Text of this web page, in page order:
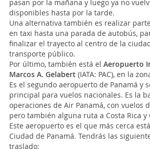
pasan por la mañana y luego ya no
disponibles hasta por la tarde.
Una alternativa también es realizar
en taxi hasta una parada de autobús,
finalizar el trayecto al centro de la
transporte público.
Por último, también está el Aeropuerto
Marcos A. Gelabert (IATA: PAC), en la
Es el segundo aeropuerto de Panamá y
principal para vuelos nacionales. Es la
operaciones de Air Panamá, con vuelos
pero también alguna ruta a Costa Rica y
Este aeropuerto es el que más cerca
Ciudad de Panamá. Tendrás las
traslado: